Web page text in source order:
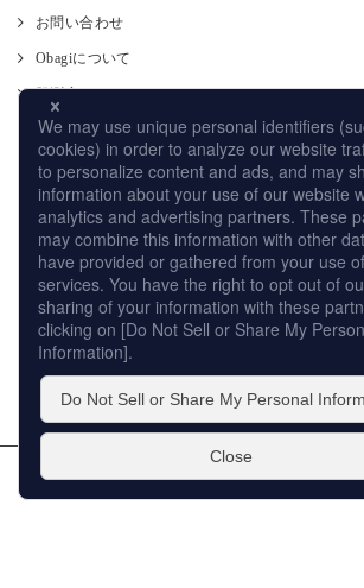
お問い合わせ
Obagiについて
肌測定
使い方
CM
オンラインストア
取り扱い店舗
サイトマップ
プライバシーポリシー
個人情報の取扱いについて
このサイトの利用について
販売店への取り組み